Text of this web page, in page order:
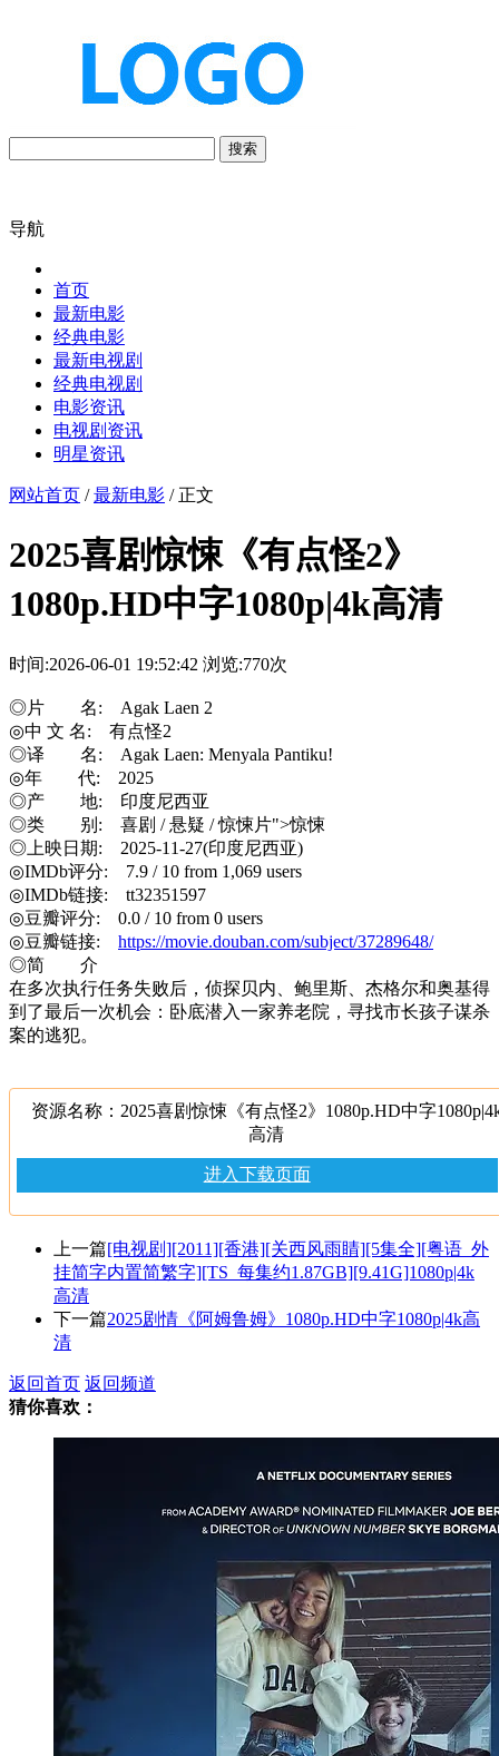
搜索
导航
首页
最新电影
经典电影
最新电视剧
经典电视剧
电影资讯
电视剧资讯
明星资讯
网站首页 /最新电影 / 正文
2025喜剧惊悚《有点怪2》
1080p.HD中字1080p|4k高清
时间:2026-06-01 19:52:42 浏览:770次
◎片 名: Agak Laen 2
◎中 文 名: 有点怪2
◎译 名: Agak Laen: Menyala Pantiku!
◎年 代: 2025
◎产 地: 印度尼西亚
◎类 别: 喜剧 / 悬疑 / 惊悚片">惊悚
◎上映日期: 2025-11-27(印度尼西亚)
◎IMDb评分: 7.9 / 10 from 1,069 users
◎IMDb链接: tt32351597
◎豆瓣评分: 0.0 / 10 from 0 users
◎豆瓣链接: https://movie.douban.com/subject/37289648/
◎简 介
在多次执行任务失败后，侦探贝内、鲍里斯、杰格尔和奥基得
到了最后一次机会：卧底潜入一家养老院，寻找市长孩子谋杀
案的逃犯。
资源名称：2025喜剧惊悚《有点怪2》1080p.HD中字
高清
进入下载页面
上一篇[电视剧][2011][香港][关西风雨睛][5集全][粤语_外
挂简字内置简繁字][TS_每集约1.87GB][9.41G]1080p|4k
高清
下一篇2025剧情《阿姆鲁姆》1080p.HD中字1080p|4k高
清
返回首页 返回频道
猜你喜欢：